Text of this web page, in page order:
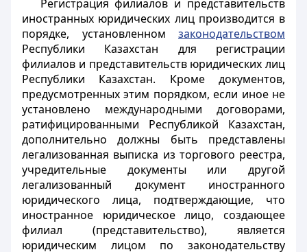
Регистрация филиалов и представительств
иностранных юридических лиц производится в
порядке, установленном законодательством
Республики Казахстан для регистрации
филиалов и представительств юридических лиц
Республики Казахстан. Кроме документов,
предусмотренных этим порядком, если иное не
установлено международными договорами,
ратифицированными Республикой Казахстан,
дополнительно должны быть представлены
легализованная выписка из торгового реестра,
учредительные документыили другой
легализованный документ иностранного
юридического лица, подтверждающие, что
иностранное юридическое лицо, создающее
филиал (представительство), является
юридическим лицом по законодательству